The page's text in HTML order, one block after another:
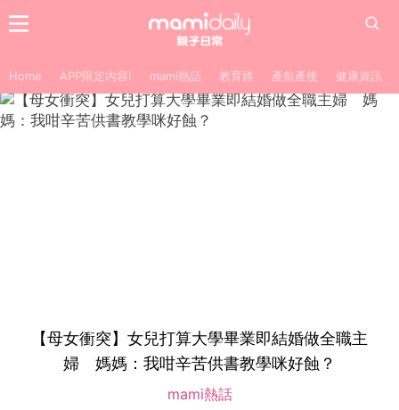
Home APP限定內容! mami熱話 教育路 產前產後 健康資訊
【母女衝突】女兒打算大學畢業即結婚做全職主
婦 媽媽：我咁辛苦供書教學咪好蝕？
mami熱話